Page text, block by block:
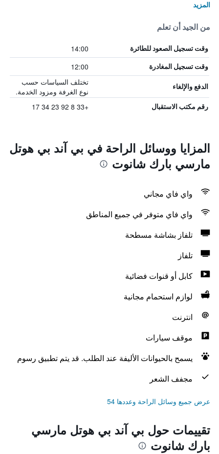
المزيد
من الجيد أن تعلم
وقت تسجيل الصعود للطائرة 14:00
وقت تسجيل المغادرة 12:00
الدفع والإلغاء
تختلف السياسات حسب
نوع الغرفة ومزود الخدمة.
رقم مكتب الاستقبال +33 8 92 23 34 17
المزايا ووسائل الراحة في بي آند بي هوتل
مارسي بارك شانوت
واي فاي مجاني
واي فاي متوفر في جميع المناطق
تلفاز بشاشة مسطحة
تلفاز
كابل أو قنوات فضائية
لوازم استحمام مجانية
انترنت
موقف سيارات
يسمح بالحيوانات الأليفة عند الطلب. قد يتم تطبيق رسوم
مجفف الشعر
عرض جميع وسائل الراحة وعددها 54
تقييمات حول بي آند بي هوتل مارسي
بارك شانوت